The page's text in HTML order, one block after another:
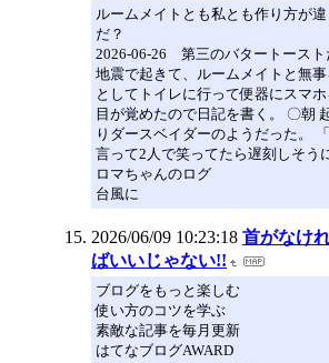
ルームメイトとも私とも作り方が
だ？
2026-06-26 第三のバタートースト
地震で起きて、ルームメイトと無
としてトイレに行って便器にスマ
目が覚めたので日記を書く。 〇朝
りダースベイダーのようだった。
言って2人で笑ってたら遅刻しそう
ロマちゃんのログ
台風に
2026/06/09 10:23:18 首がなけ
ばいいじゃない!!
ブログをもっと楽しむ
使い方のコツを学ぶ
素敵な記事を毎月更新
はてなブログAWARD